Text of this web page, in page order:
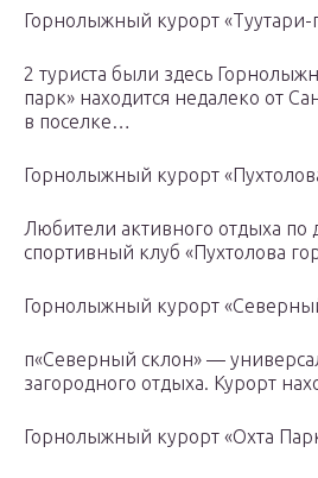
Горнолыжный курорт «Туутари-
2 туристa были здесь
парк» находится недалеко от
в поселке…
Горнолыжный курорт
Любители активного отдыха по
спортивный клуб «Пухтолова
Горнолыжный курорт
п«Северный склон» —
загородного отдыха. Курорт
Горнолыжный курорт «Охта